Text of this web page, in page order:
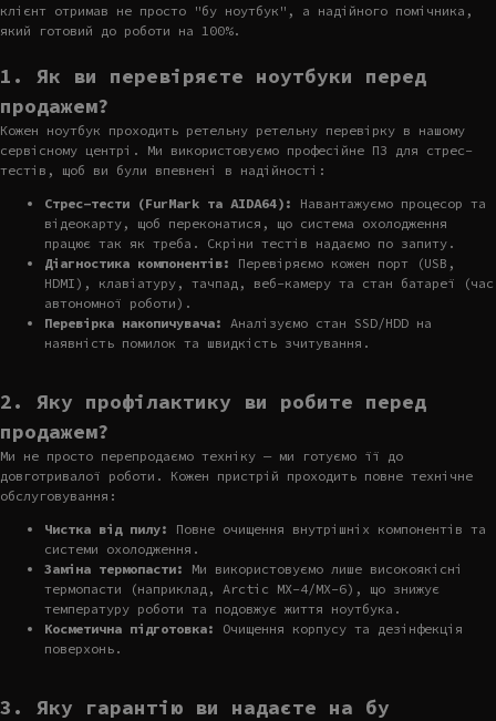
клієнт отримав не просто "бу ноутбук", а надійного помічника,
який готовий до роботи на 100%.
1. Як ви перевіряєте ноутбуки перед
продажем?
Кожен ноутбук проходить ретельну ретельну перевірку в нашому
сервісному центрі. Ми використовуємо професійне ПЗ для стрес-
тестів, щоб ви були впевнені в надійності:
Стрес-тести (FurMark та AIDA64):
Навантажуємо процесор та
відеокарту, щоб переконатися, що система охолодження
працює так як треба. Скріни тестів надаємо по запиту.
Діагностика компонентів:
Перевіряємо кожен порт (USB,
HDMI), клавіатуру, тачпад, веб-камеру та стан батареї (час
автономної роботи).
Перевірка накопичувача:
Аналізуємо стан SSD/HDD на
наявність помилок та швидкість зчитування.
2. Яку профілактику ви робите перед
продажем?
Ми не просто перепродаємо техніку — ми готуємо її до
довготривалої роботи. Кожен пристрій проходить повне технічне
обслуговування:
Чистка від пилу:
Повне очищення внутрішніх компонентів та
системи охолодження.
Заміна термопасти:
Ми використовуємо лише високоякісні
термопасти (наприклад, Arctic MX-4/MX-6), що знижує
температуру роботи та подовжує життя ноутбука.
Косметична підготовка:
Очищення корпусу та дезінфекція
поверхонь.
3. Яку гарантію ви надаєте на бу